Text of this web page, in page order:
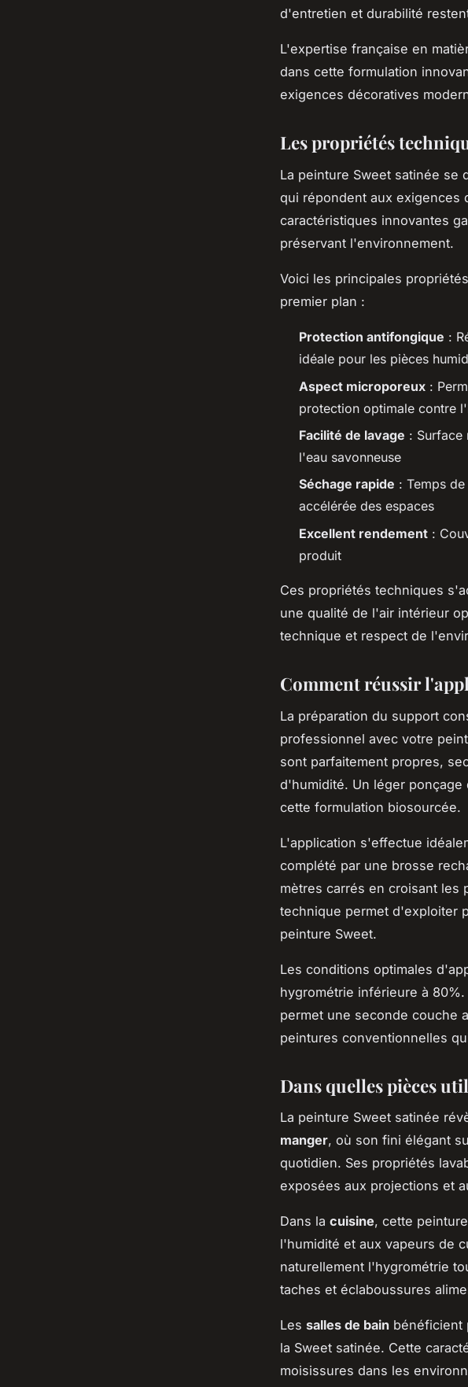
d'entretien et durabilité
L'expertise française en
dans cette formulation
exigences décoratives
Les propriétés
La peinture Sweet satinée se
qui répondent aux exigences
caractéristiques innovantes
préservant l'environnement.
Voici les principales
premier plan :
Protection antifongique :
idéale pour les pièces
Aspect microporeux :
protection optimale contre
Facilité de lavage : Surface
l'eau savonneuse
Séchage rapide : Temps
accélérée des espaces
Excellent rendement :
produit
Ces propriétés techniques
une qualité de l'air intérieur
technique et respect de
Comment réussir
La préparation du support
professionnel avec votre
sont parfaitement propres,
d'humidité. Un léger
cette formulation biosourcée.
L'application s'effectue
complété par une brosse
mètres carrés en croisant les
technique permet d'exploiter
peinture Sweet.
Les conditions optimales
hygrométrie inférieure à 80%.
permet une seconde couche
peintures conventionnelles
Dans quelles pièces
La peinture Sweet satinée
manger, où son fini élégant
quotidien. Ses propriétés
exposées aux projections et
Dans la cuisine, cette
l'humidité et aux vapeurs de
naturellement l'hygrométrie
taches et éclaboussures
Les salles de bain bénéficient
la Sweet satinée. Cette
moisissures dans les